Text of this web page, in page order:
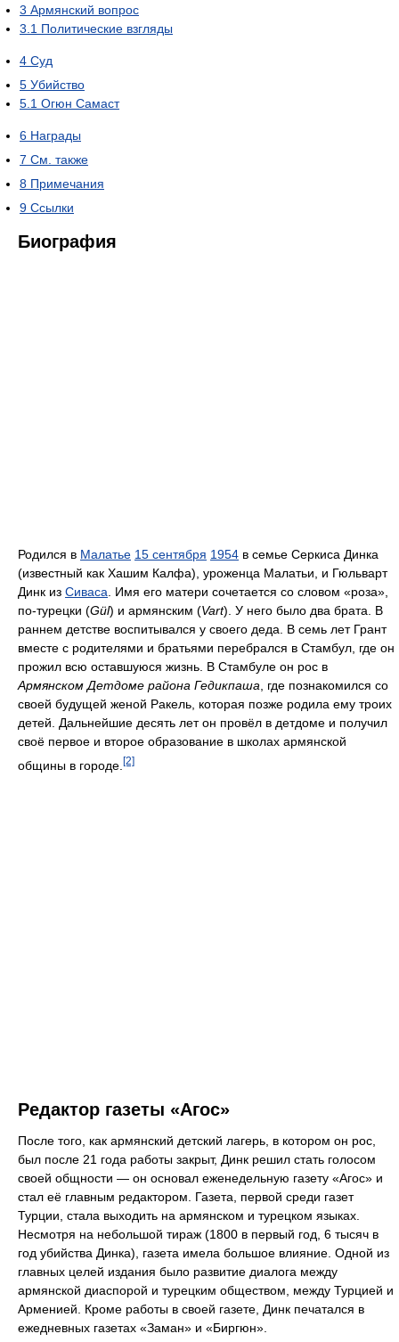
3 Армянский вопрос
3.1 Политические взгляды
4 Суд
5 Убийство
5.1 Огюн Самаст
6 Награды
7 См. также
8 Примечания
9 Ссылки
Биография
Родился в Малатье 15 сентября 1954 в семье Серкиса Динка
(известный как Хашим Калфа), уроженца Малатьи, и Гюльварт
Динк из Сиваса . Имя его матери сочетается со словом «роза»,
по-турецки (Gül) и армянским (Vart). У него было два брата. В
раннем детстве воспитывался у своего деда. В семь лет Грант
вместе с родителями и братьями перебрался в Стамбул, где он
прожил всю оставшуюся жизнь. В Стамбуле он рос в
Армянском Детдоме района Гедикпаша , где познакомился со
своей будущей женой Ракель, которая позже родила ему троих
детей. Дальнейшие десять лет он провёл в детдоме и получил
своё первое и второе образование в школах армянской
общины в городе. [2]
Редактор газеты «Агос»
После того, как армянский детский лагерь, в котором он рос,
был после 21 года работы закрыт, Динк решил стать голосом
своей общности — он основал еженедельную газету «Агос» и
стал её главным редактором. Газета, первой среди газет
Турции, стала выходить на армянском и турецком языках.
Несмотря на небольшой тираж (1800 в первый год, 6 тысяч в
год убийства Динка), газета имела большое влияние. Одной из
главных целей издания было развитие диалога между
армянской диаспорой и турецким обществом, между Турцией и
Арменией. Кроме работы в своей газете, Динк печатался в
ежедневных газетах «Заман» и «Биргюн».